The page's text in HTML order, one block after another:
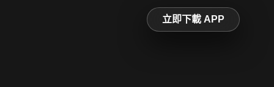
立即下載 APP